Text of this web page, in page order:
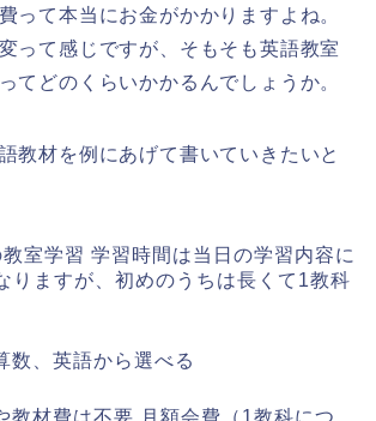
って本当にお金がかかりますよね。
って感じですが、そもそも英語教室
てどのくらいかかるんでしょうか。
教材を例にあげて書いていきたいと